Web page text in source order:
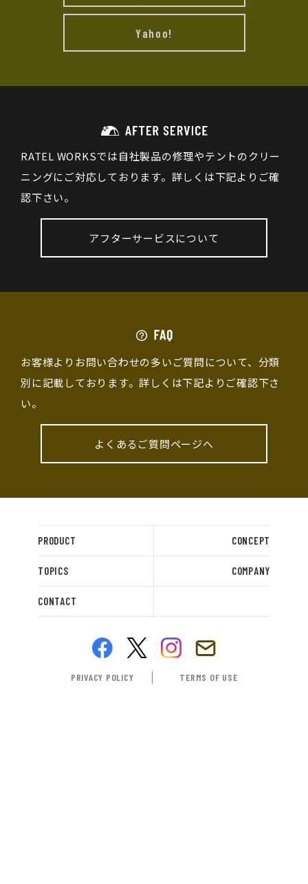
Yahoo!
RATEL WORKSでは自社製品の修理やテントのクリー
ニングにご対応しております。詳しくは下記よりご確
認下さい。
アフターサービスについて
お客様よりお問い合わせの多いご質問について、分類
別に記載しております。詳しくは下記よりご確認下さ
い。
よくあるご質問ページへ
PRODUCT CONCEPT
TOPICS COMPANY
CONTACT
PRIVACY POLICY TERMS OF USE